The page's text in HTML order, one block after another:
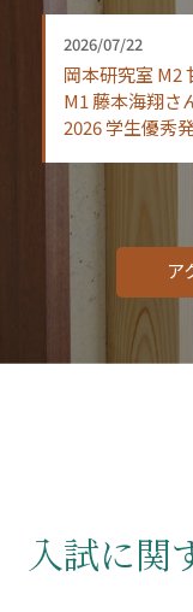
2026/07/22
岡本研究室 M2
M1 藤本海翔
2026 学生優秀
ア
入試に関